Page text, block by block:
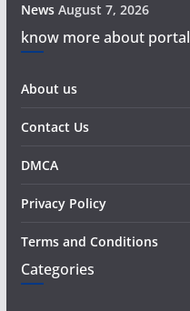
News August 7, 2026
know more about portal
About us
Contact Us
DMCA
Privacy Policy
Terms and Conditions
Categories